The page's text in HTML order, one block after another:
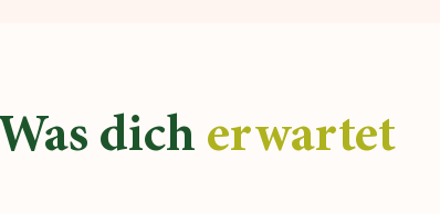
Was dich erwartet